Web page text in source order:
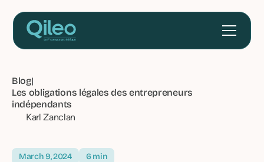
Blog|
Les obligations légales des entrepreneurs
indépendants
Karl Zanclan
March 9, 2024 6 min